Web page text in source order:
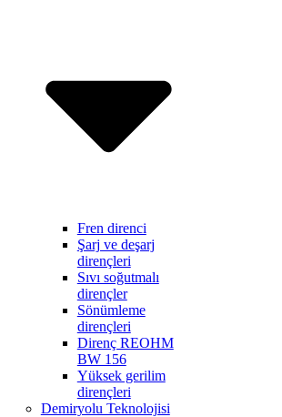
Fren direnci
Şarj ve deşarj
dirençleri
Sıvı soğutmalı
dirençler
Sönümleme
dirençleri
Direnç REOHM
BW 156
Yüksek gerilim
dirençleri
Demiryolu Teknolojisi